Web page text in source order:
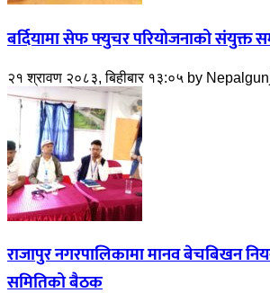
बर्दियामा सेफ फ्युचर परियोजनाको संयुक्त
२१ श्रावण २०८३, बिहीबार १३:०५ by
राजापुर नगरपालिकामा मानव बेचबिखन
समितिको बैठक